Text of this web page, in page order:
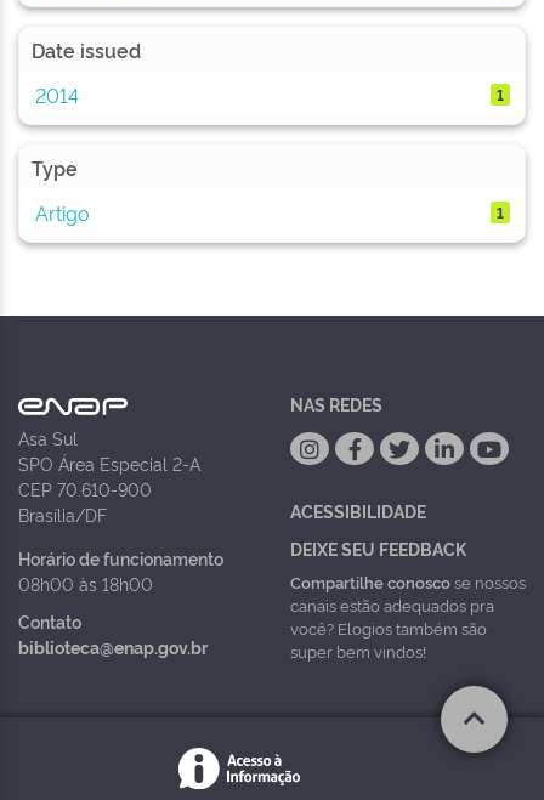
Date issued
2014
1
Type
Artigo
1
Asa Sul
SPO Área Especial 2-A
CEP 70.610-900
Brasília/DF
Horário de funcionamento
08h00 às 18h00
Contato
biblioteca@enap.gov.br
NAS REDES
ACESSIBILIDADE
DEIXE SEU FEEDBACK
Compartilhe conoscose nossos
canais estão adequados pra
você? Elogios também são
super bem vindos!